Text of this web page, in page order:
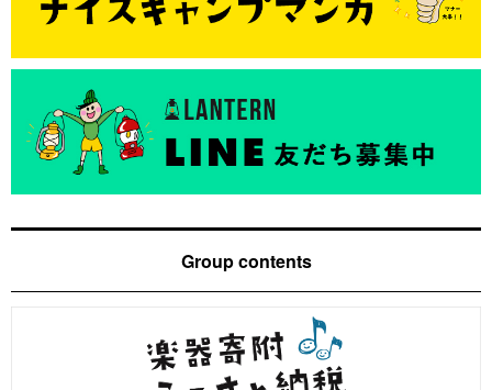
Group contents